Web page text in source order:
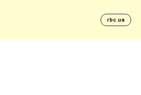
rbc.ua